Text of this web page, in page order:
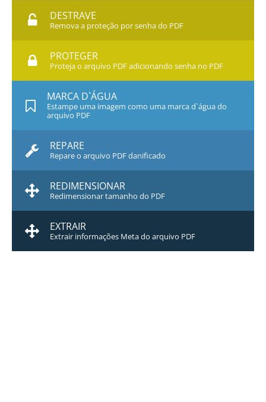
DESTRAVE
Remova a proteção por senha do PDF
PROTEGER
Proteja o arquivo PDF adicionando senha no PDF
MARCA D`ÁGUA
Estampe uma imagem como uma marca d`água do
arquivo PDF
REPARE
Repare o arquivo PDF danificado
REDIMENSIONAR
Redimensionar tamanho do PDF
EXTRAIR
Extrair informações Meta do arquivo PDF